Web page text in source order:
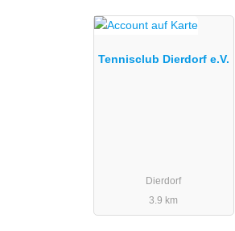
Tennisclub Dierdorf e.V.
Dierdorf
3.9 km